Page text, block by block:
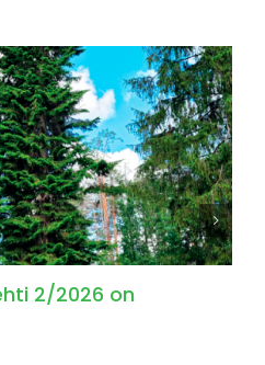
2/2026 on